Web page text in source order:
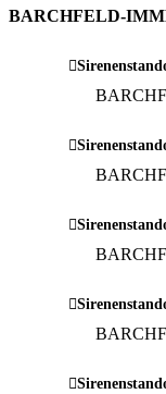
BARCHFELD-